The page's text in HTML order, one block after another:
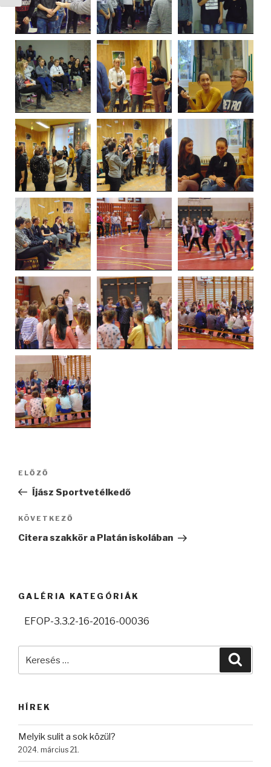
Bejegyzés
navigáció
Korábbi
bejegyzés
ELŐZŐ
Íjász Sportvetélkedő
Következő
bejegyzés
KÖVETKEZŐ
Citera szakkör a Platán iskolában
GALÉRIA KATEGÓRIÁK
EFOP-3.3.2-16-2016-00036
HÍREK
Melyik sulit a sok közül?
2024. március 21.